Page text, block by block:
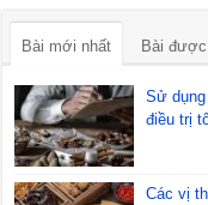
Bài mới nhất Bài
Sử
điều trị
Các vị